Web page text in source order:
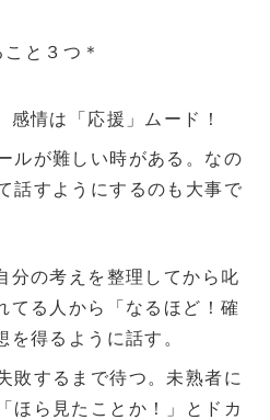
と３つ＊
情は「応援」ムード！
ルが難しい時がある。なの
話すようにするのも大事で
の考えを整理してから叱
てる人から「なるほど！確
を得るように話す。
敗するまで待つ。未熟者に
ほら見たことか！」とドカ